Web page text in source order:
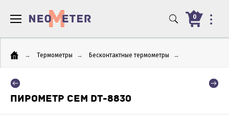
0
→ Термометры → Бесконтактные термометры →
ПИРОМЕТР CEM DT-8830